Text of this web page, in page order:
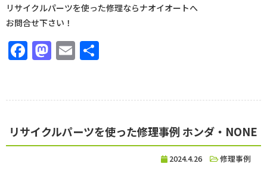
リサイクルパーツを使った修理ならナオイオートへ
お問合せ下さい！
Facebook
Mastodon
Email
リサイクルパーツを使った修理事例 ホンダ・NONE
2024.4.26 修理事例